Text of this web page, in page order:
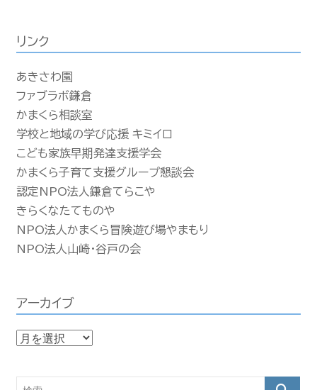
リンク
あきさわ園
ファブラボ鎌倉
かまくら相談室
学校と地域の学び応援 キミイロ
こども家族早期発達支援学会
かまくら子育て支援グループ懇談会
認定NPO法人鎌倉てらこや
きらくなたてものや
NPO法人かまくら冒険遊び場やまもり
NPO法人山崎・谷戸の会
アーカイブ
ア
カ